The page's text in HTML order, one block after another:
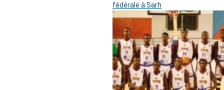
fédérale à Sarh